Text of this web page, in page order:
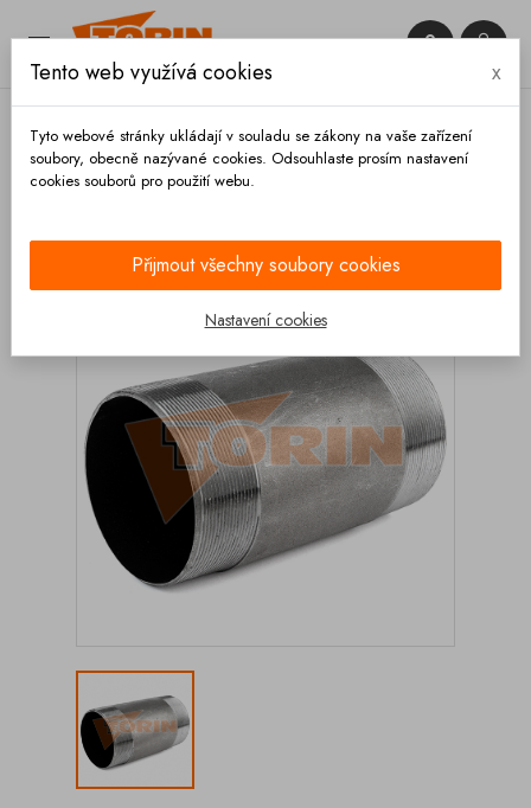
 

Tento web využívá cookies x
Tyto webové stránky ukládají v souladu se zákony na vaše zařízení
soubory, obecně nazývané cookies. Odsouhlaste prosím nastavení
cookies souborů pro použití webu.
Přijmout všechny soubory cookies
Nastavení cookies